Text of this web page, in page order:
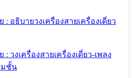
: อธิบายวงเครื่องสายเครื่องเดี่ยว
: วงเครื่องสายเครื่องเดี่ยว-เพลง
มชั้น